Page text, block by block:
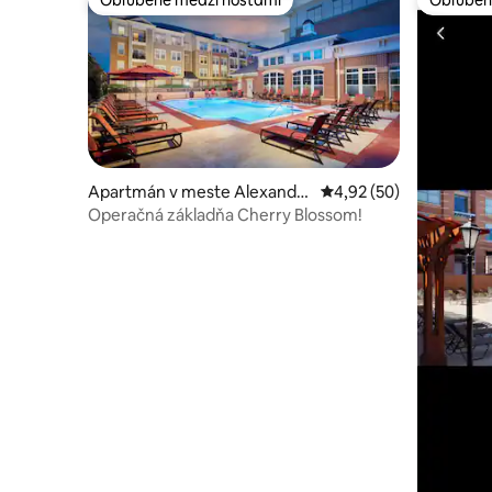
Obľúbené medzi hosťami
Apartmán v meste Alexandri
a
Priemerné
4,92 (50)
Operačná základňa Cherry Blossom!